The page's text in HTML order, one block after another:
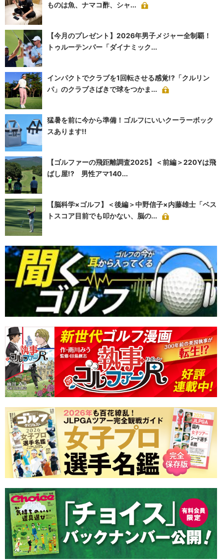
ものは魚、ナマコ酢、シャ...
【今月のプレゼント】2026年男子メジャー全制覇！
トゥルーテンパー「ダイナミック...
インパクトでクラブを1回転させる感覚!?「クルリン
パ」のクラブさばきで球をつかま...
猛暑を前に今から準備！ゴルフにいいクーラーボック
スあります!!
【ゴルファーの飛距離調査2025】＜前編＞220Yは飛
ばし屋!? 男性アマ140...
【脳科学×ゴルフ】＜後編＞中野信子×内藤雄士「ベス
トスコア目前でも叩かない、脳の...